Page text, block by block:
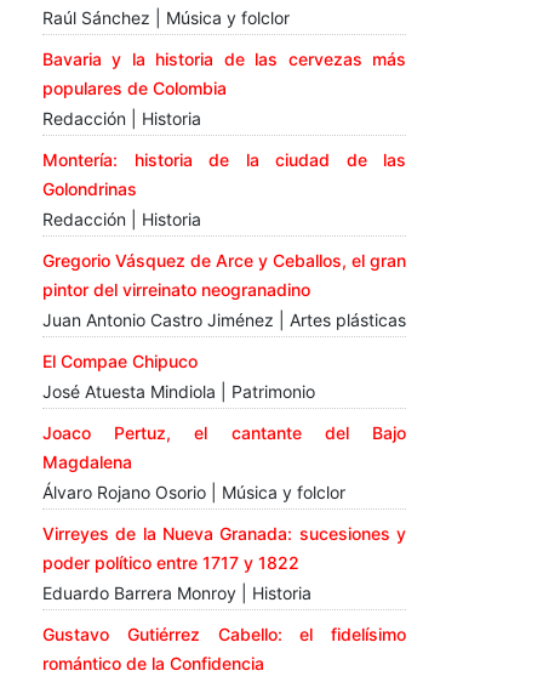
Raúl Sánchez | Música y folclor
Bavaria y la historia de las cervezas más
populares de Colombia
Redacción | Historia
Montería: historia de la ciudad de las
Golondrinas
Redacción | Historia
Gregorio Vásquez de Arce y Ceballos, el gran
pintor del virreinato neogranadino
Juan Antonio Castro Jiménez | Artes plásticas
El Compae Chipuco
José Atuesta Mindiola | Patrimonio
Joaco Pertuz, el cantante del Bajo
Magdalena
Álvaro Rojano Osorio | Música y folclor
Virreyes de la Nueva Granada: sucesiones y
poder político entre 1717 y 1822
Eduardo Barrera Monroy | Historia
Gustavo Gutiérrez Cabello: el fidelísimo
romántico de la Confidencia